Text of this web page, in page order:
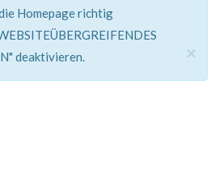
Homepage richtig
deaktivieren.
×